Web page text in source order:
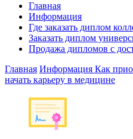
Главная
Информация
Где заказать диплом
Заказать диплом
Продажа дипломов с
Главная Информация Как
начать карьеру в медицине